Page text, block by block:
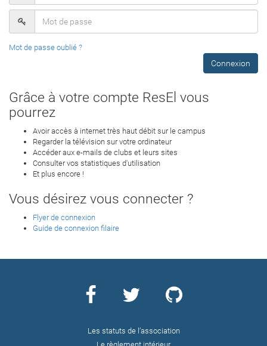
Mot de passe oublié ?
Connexion
Grâce à votre compte ResEl vous
pourrez
Avoir accès à internet très haut débit sur le campus
Regarder la télévision sur votre ordinateur
Accéder aux e-mails de clubs et leurs sites
Consulter vos statistiques d'utilisation
Et plus encore !
Vous désirez vous connecter ?
Flyer de connexion
Guide de connexion filaire
Les statuts de l’association